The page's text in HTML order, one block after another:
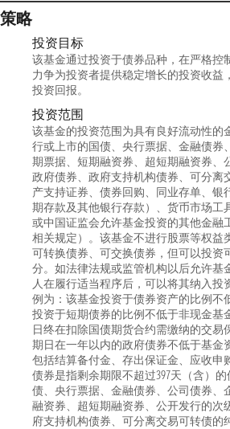
策略
投资目标
该基金通过投资于债券品种，在严格控
力争为投资者提供稳定增长的投资收益
投资回报。
投资范围
该基金的投资范围为具有良好流动性的
行或上市的国债、央行票据、金融债券
期票据、短期融资券、超短期融资券、
政府债券、政府支持机构债券、可分离
产支持证券、债券回购、同业存单、银
期存款及其他银行存款）、货币市场工
或中国证监会允许基金投资的其他金融
相关规定）。该基金不进行股票等权益
可转换债券、可交换债券，但可以投资
分。如法律法规或监管机构以后允许基
人在履行适当程序后，可以将其纳入投
例为：该基金投资于债券资产的比例不
投资于短期债券的比例不低于非现金基
日终在扣除国债期货合约需缴纳的交易
期日在一年以内的政府债券不低于基金
包括结算备付金、存出保证金、应收申
债券是指剩余期限不超过397天（含）
债、央行票据、金融债券、公司债券、
融资券、超短期融资券、公开发行的次
府支持机构债券、可分离交易可转债的